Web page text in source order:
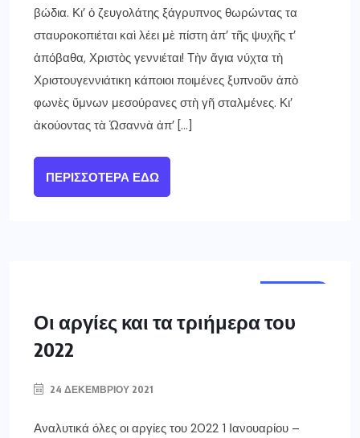
βώδια. Κι’ ὁ ζευγολάτης ξάγρυπνος θωρώντας τα
σταυροκοπιέται καὶ λέει μὲ πίστη ἀπ’ τῆς ψυχῆς τ’
ἀπόβαθα, Χριστὸς γεννιέται! Τὴν ἅγια νύχτα τὴ
Χριστουγεννιάτικη κάποιοι ποιμένες ξυπνοῦν ἀπὸ
φωνὲς ὕμνων μεσούρανες στὴ γῆ σταλμένες. Κι’
ἀκούοντας τὰ Ὡσαννὰ ἀπ’ […]
ΠΕΡΙΣΣΌΤΕΡΑ ΕΔΏ
Οι αργίες και τα τριήμερα του
2022
24 ΔΕΚΕΜΒΡΊΟΥ 2021
Αναλυτικά όλες οι αργίες του 2022 1 Ιανουαρίου –